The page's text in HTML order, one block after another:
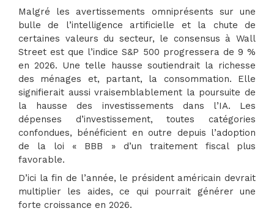
Malgré les avertissements omniprésents sur une
bulle de l’intelligence artificielle et la chute de
certaines valeurs du secteur, le consensus à Wall
Street est que l’indice S&P 500 progressera de 9 %
en 2026. Une telle hausse soutiendrait la richesse
des ménages et, partant, la consommation. Elle
signifierait aussi vraisemblablement la poursuite de
la hausse des investissements dans l’IA. Les
dépenses d’investissement, toutes catégories
confondues, bénéficient en outre depuis l’adoption
de la loi « BBB » d’un traitement fiscal plus
favorable.
D’ici la fin de l’année, le président américain devrait
multiplier les aides, ce qui pourrait générer une
forte croissance en 2026.